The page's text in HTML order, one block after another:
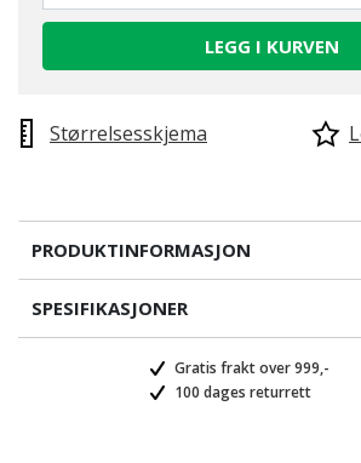
LEGG I KURVEN
Størrelsesskjema
PRODUKTINFORMASJON
SPESIFIKASJONER
Gratis frakt over 999,-
100 dages returrett